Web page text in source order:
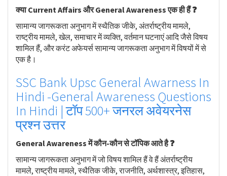
क्या Current Affairs और General Awareness एक ही हैं ❓
सामान्य जागरूकता अनुभाग में स्थैतिक जीके, अंतर्राष्ट्रीय मामले,
राष्ट्रीय मामले, खेल, समाचार में व्यक्ति, वर्तमान घटनाएं आदि जैसे विषय
शामिल हैं, और करंट अफेयर्स सामान्य जागरूकता अनुभाग में विषयों में से
एक है।
SSC Bank Upsc General Awarness In
Hindi -General Awareness Questions
In Hindi | टॉप 500+ जनरल अवेयरनेस
प्रश्न उत्तर
General Awareness में कौन-कौन से टॉपिक आते है ❓
सामान्य जागरूकता अनुभाग में जो विषय शामिल हैं वे हैं अंतर्राष्ट्रीय
मामले, राष्ट्रीय मामले, स्थैतिक जीके, राजनीति, अर्थशास्त्र, इतिहास,